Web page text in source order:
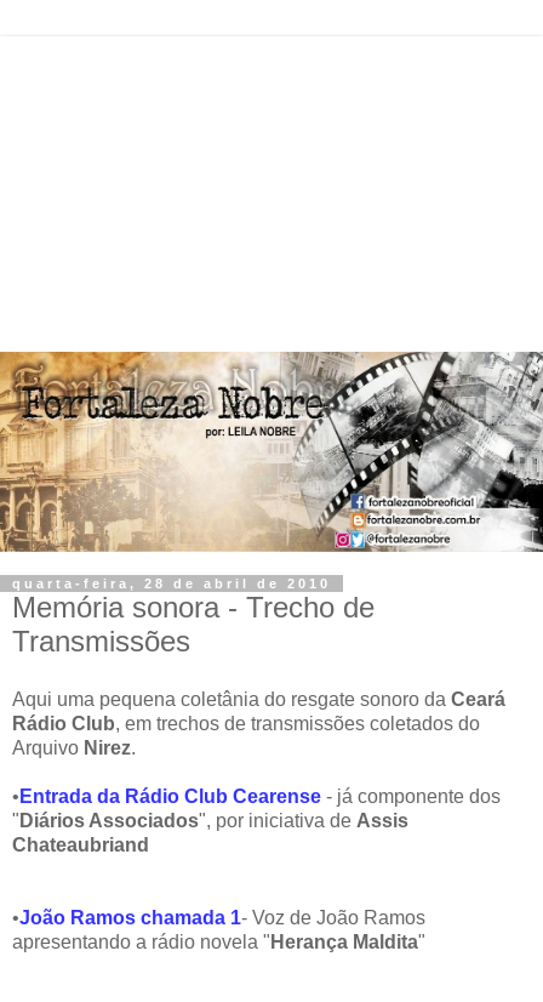
quarta-feira, 28 de abril de 2010
Memória sonora - Trecho de
Transmissões
Aqui uma pequena coletânia do resgate sonoro da Ceará
Rádio Club, em trechos de transmissões coletados do
Arquivo Nirez.
• Entrada da Rádio Club Cearense - já componente dos
" Diários Associados", por iniciativa de Assis
Chateaubriand
•João Ramos chamada 1- Voz de João Ramos
apresentando a rádio novela " Herança Maldita"